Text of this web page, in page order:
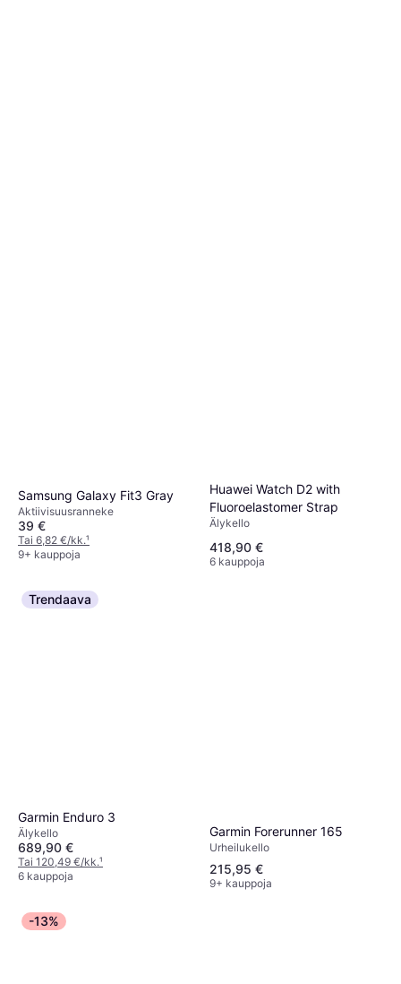
Samsung Galaxy Fit3 Gray
Aktiivisuusranneke
39 €
Tai 6,82 €/kk.¹
9+ kauppoja
Huawei Watch D2 with
Fluoroelastomer Strap
Älykello
418,90 €
6 kauppoja
Trendaava
Garmin Enduro 3
Älykello
689,90 €
Tai 120,49 €/kk.¹
6 kauppoja
Garmin Forerunner 165
Urheilukello
215,95 €
9+ kauppoja
-13%